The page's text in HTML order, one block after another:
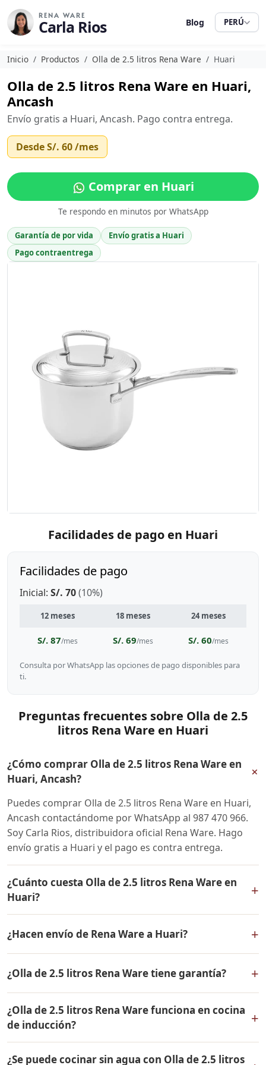
RENA WARE
Carla Rios Blog PERÚ
Inicio Productos Olla de 2.5 litros Rena Ware Huari
Olla de 2.5 litros Rena Ware en Huari,
Ancash
Envío gratis a Huari, Ancash. Pago contra entrega.
DesdeS/. 60/mes
Comprar en Huari
Te respondo en minutos por WhatsApp
Garantía de por vida
Envío gratis a Huari
Pago contraentrega
Facilidades de pago en Huari
Facilidades de pago
Inicial: S/. 70(10%)
12 meses 18 meses 24 meses
S/. 87/mes S/. 69/mes S/. 60/mes
Consulta por WhatsApp las opciones de pago disponibles para
ti.
Preguntas frecuentes sobre Olla de 2.5
litros Rena Ware en Huari
¿Cómo comprar Olla de 2.5 litros Rena Ware en
Huari, Ancash?
+
Puedes comprar Olla de 2.5 litros Rena Ware en Huari,
Ancash contactándome por WhatsApp al 987 470 966.
Soy Carla Rios, distribuidora oficial Rena Ware. Hago
envío gratis a Huari y el pago es contra entrega.
¿Cuánto cuesta Olla de 2.5 litros Rena Ware en
Huari?
+
todo el Perú. Contáctame por WhatsApp para conocer
el precio actual, promociones disponibles y facilidades
de pago en cuotas desde el 10% de inicial.
¿Hacen envío de Rena Ware a Huari? +
a Huari, Ancash y a todo el Perú. El pago es contra
entrega.
¿Olla de 2.5 litros Rena Ware tiene garantía? +
vida contra defectos de fabricación. Todos los
productos Rena Ware están fabricados en acero
inoxidable quirúrgico 18/10 de la más alta calidad.
¿Olla de 2.5 litros Rena Ware funciona en cocina
de inducción?
+
¿Se puede cocinar sin agua con Olla de 2.5 litros